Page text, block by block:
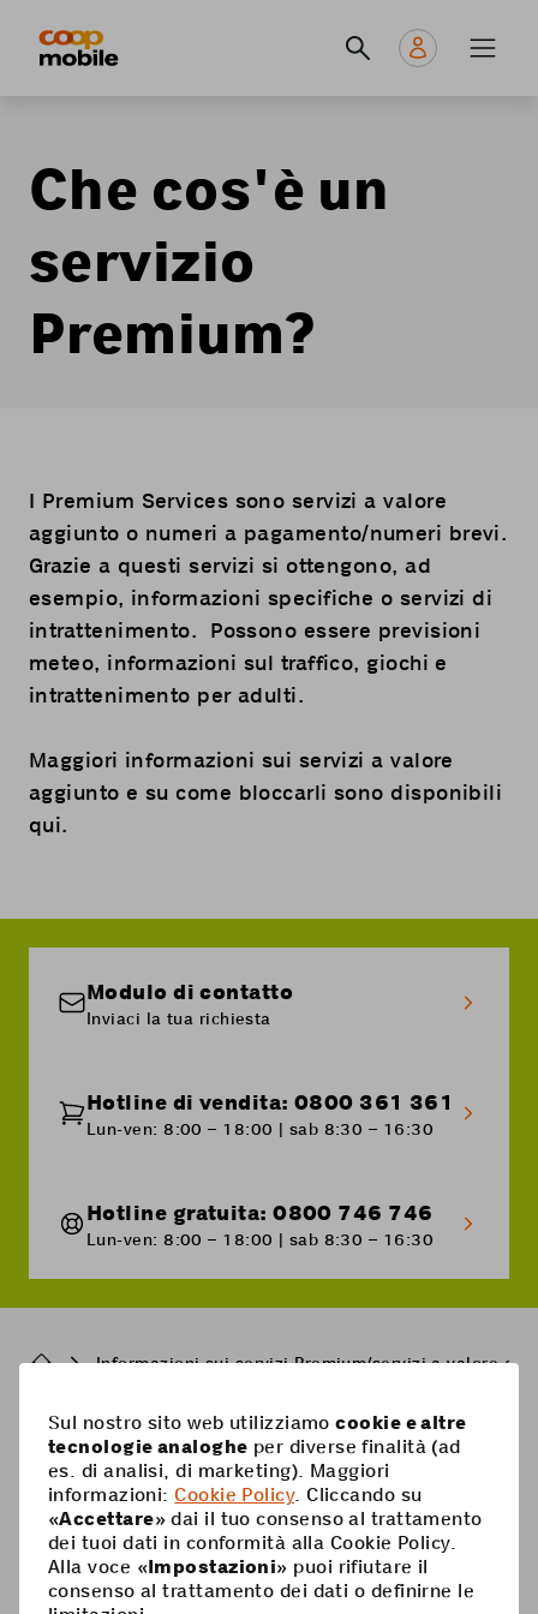
principale
Che cos'è un
servizio
Premium?
I Premium Services sono servizi a valore
aggiunto o numeri a pagamento/numeri brevi.
Grazie a questi servizi si ottengono, ad
esempio, informazioni specifiche o servizi di
intrattenimento. Possono essere previsioni
meteo, informazioni sul traffico, giochi e
intrattenimento per adulti.
Maggiori informazioni sui servizi a valore
aggiunto e su come bloccarli sono disponibili
qui.
Modulo di contatto
Inviaci la tua richiesta
Hotline di vendita: 0800 361 361
Lun-ven: 8:00 – 18:00 | sab 8:30 – 16:30
Hotline gratuita: 0800 746 746
Lun-ven: 8:00 – 18:00 | sab 8:30 – 16:30
BreadcrumbInformazioni sui servizi Premium/servizi a valore
Pied
de
page
Mobile
Abbonamenti mobili
Scheda Prepaid
Opzioni
Aiuto
Supercard
Coop Mobile
Sul nostro sito web utilizziamocookie e altre
tecnologie analoghe per diverse finalità (ad
es. di analisi, di marketing). Maggiori
informazioni:Cookie Policy. Cliccando su
«Accettare» dai il tuo consenso al trattamento
dei tuoi dati in conformità alla Cookie Policy.
Alla voce «Impostazioni» puoi rifiutare il
consenso al trattamento dei dati o definirne le